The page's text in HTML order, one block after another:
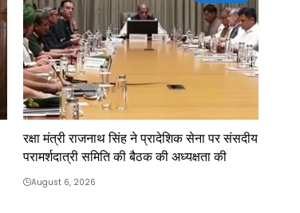
रक्षा मंत्री राजनाथ सिंह ने प्रादेशिक सेना पर संसदीय
परामर्शदात्री समिति की बैठक की अध्यक्षता की
August 6, 2026